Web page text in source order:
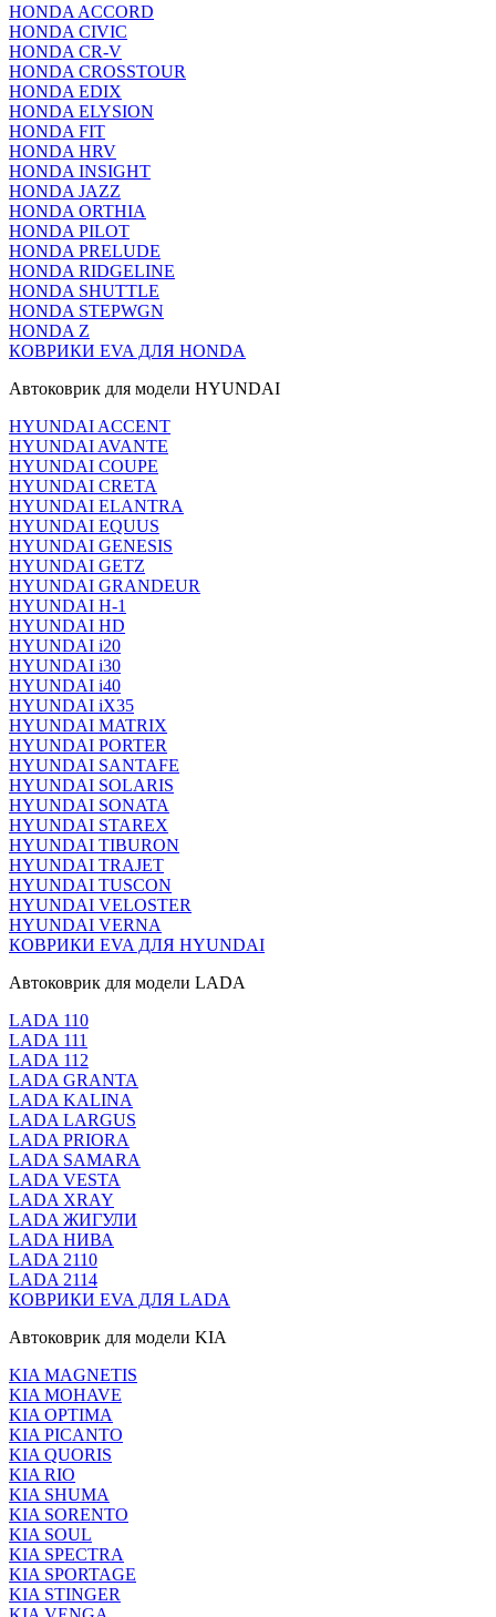
HONDA ACCORD
HONDA CIVIC
HONDA CR-V
HONDA CROSSTOUR
HONDA EDIX
HONDA ELYSION
HONDA FIT
HONDA HRV
HONDA INSIGHT
HONDA JAZZ
HONDA ORTHIA
HONDA PILOT
HONDA PRELUDE
HONDA RIDGELINE
HONDA SHUTTLE
HONDA STEPWGN
HONDA Z
КОВРИКИ EVA ДЛЯ HONDA
Автоковрик для модели HYUNDAI
HYUNDAI ACCENT
HYUNDAI AVANTE
HYUNDAI COUPE
HYUNDAI CRETA
HYUNDAI ELANTRA
HYUNDAI EQUUS
HYUNDAI GENESIS
HYUNDAI GETZ
HYUNDAI GRANDEUR
HYUNDAI H-1
HYUNDAI HD
HYUNDAI i20
HYUNDAI i30
HYUNDAI i40
HYUNDAI iX35
HYUNDAI MATRIX
HYUNDAI PORTER
HYUNDAI SANTAFE
HYUNDAI SOLARIS
HYUNDAI SONATA
HYUNDAI STAREX
HYUNDAI TIBURON
HYUNDAI TRAJET
HYUNDAI TUSCON
HYUNDAI VELOSTER
HYUNDAI VERNA
КОВРИКИ EVA ДЛЯ HYUNDAI
Автоковрик для модели LADA
LADA 110
LADA 111
LADA 112
LADA GRANTA
LADA KALINA
LADA LARGUS
LADA PRIORA
LADA SAMARA
LADA VESTA
LADA XRAY
LADA ЖИГУЛИ
LADA НИВА
LADA 2110
LADA 2114
КОВРИКИ EVA ДЛЯ LADA
Автоковрик для модели KIA
KIA MAGNETIS
KIA MOHAVE
KIA OPTIMA
KIA PICANTO
KIA QUORIS
KIA RIO
KIA SHUMA
KIA SORENTO
KIA SOUL
KIA SPECTRA
KIA SPORTAGE
KIA STINGER